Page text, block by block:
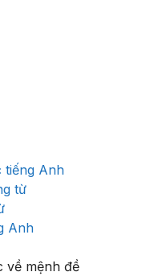
tiếng Anh
từ
Anh
về mệnh đề